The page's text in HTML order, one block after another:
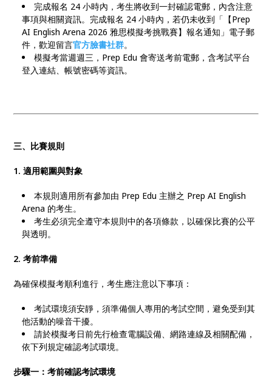
完成報名 24 小時內，考生將收到一封確認電郵，內含注意
事項與相關資訊。完成報名 24 小時內，若仍未收到「【Prep
AI English Arena 2026 雅思模擬考挑戰賽】報名通知」電子郵
件，歡迎留言官方臉書社群。
模擬考當週週三，Prep Edu 會寄送考前電郵，含考試平台
登入連結、帳號密碼等資訊。
三、比賽規則
1. 適用範圍與對象
本規則適用所有參加由 Prep Edu 主辦之 Prep AI English
Arena 的考生。
考生必須完全遵守本規則中的各項條款，以確保比賽的公平
與透明。
2. 考前準備
為確保模擬考順利進行，考生應注意以下事項：
考試環境須安靜，須準備個人專用的考試空間，避免受到其
他活動的噪音干擾。
請於模擬考日前先行檢查電腦設備、網路連線及相關配備，
依下列規定確認考試環境。
步驟一：考前確認考試環境